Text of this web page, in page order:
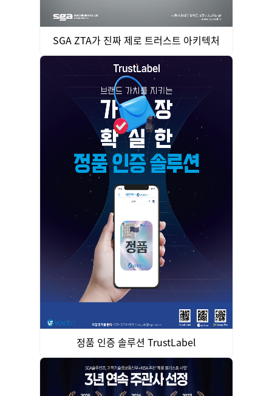
SGA ZTA가 진짜 제로 트러스트 아키텍처
정품 인증 솔루션 TrustLabel